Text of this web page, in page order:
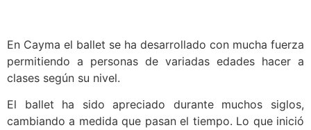
En Cayma el ballet se ha desarrollado con mucha fuerza
permitiendo a personas de variadas edades hacer a
clases según su nivel.
El ballet ha sido apreciado durante muchos siglos,
cambiando a medida que pasan el tiempo. Lo que inició